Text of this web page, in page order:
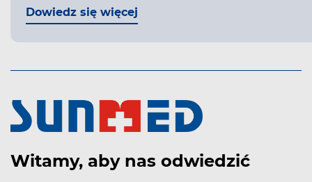
Dowiedz się więcej
Witamy, aby nas odwiedzić